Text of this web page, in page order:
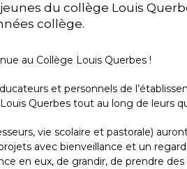
du collège Louis
collège.
au Collège Louis Querbes !
et personnels de
Querbes tout au long de leurs
vie scolaire et pastorale)
avec bienveillance et un
en eux, de grandir, de prendre